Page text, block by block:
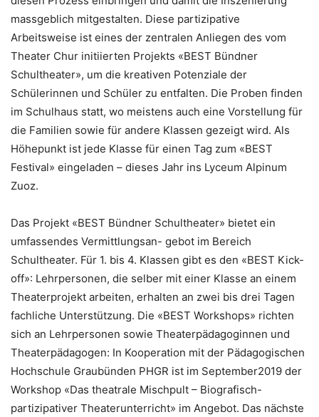
massgeblich mitgestalten. Diese partizipative
Arbeitsweise ist eines der zentralen Anliegen des vom
Theater Chur initiierten Projekts «BEST Bündner
Schultheater», um die kreativen Potenziale der
Schülerinnen und Schüler zu entfalten. Die Proben finden
im Schulhaus statt, wo meistens auch eine Vorstellung für
die Familien sowie für andere Klassen gezeigt wird. Als
Höhepunkt ist jede Klasse für einen Tag zum «BEST
Festival» eingeladen – dieses Jahr ins Lyceum Alpinum
Zuoz.
Das Projekt «BEST Bündner Schultheater» bietet ein
umfassendes Vermittlungsan- gebot im Bereich
Schultheater. Für 1. bis 4. Klassen gibt es den «BEST Kick-
off»: Lehrpersonen, die selber mit einer Klasse an einem
Theaterprojekt arbeiten, erhalten an zwei bis drei Tagen
fachliche Unterstützung. Die «BEST Workshops» richten
sich an Lehrpersonen sowie Theaterpädagoginnen und
Theaterpädagogen: In Kooperation mit der Pädagogischen
Hochschule Graubünden PHGR ist im September2019 der
Workshop «Das theatrale Mischpult – Biografisch-
partizipativer Theaterunterricht» im Angebot. Das nächste